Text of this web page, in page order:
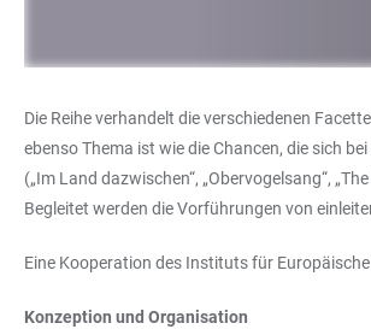
Die Reihe verhandelt die verschiedenen
ebenso Thema ist wie die Chancen, die sich
(„Im Land dazwischen“, „Obervogelsang“,
Begleitet werden die Vorführungen von
Eine Kooperation des Instituts für
Konzeption und Organisation